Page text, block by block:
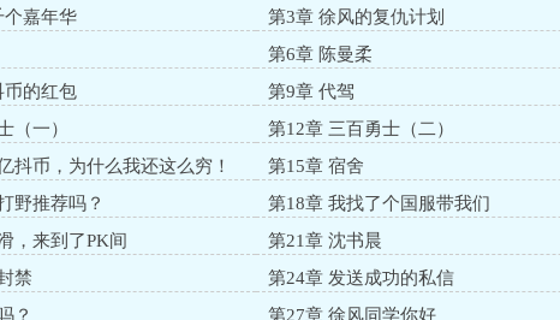
个嘉年华
第3章 徐风的复仇计划
第6章 陈曼柔
币的红包
第9章 代驾
（一）
第12章 三百勇士（二）
抖币，为什么我还这么穷！
第15章 宿舍
野推荐吗？
第18章 我找了个国服带我们
，来到了PK间
第21章 沈书晨
禁
第24章 发送成功的私信
？
第27章 徐风同学你好